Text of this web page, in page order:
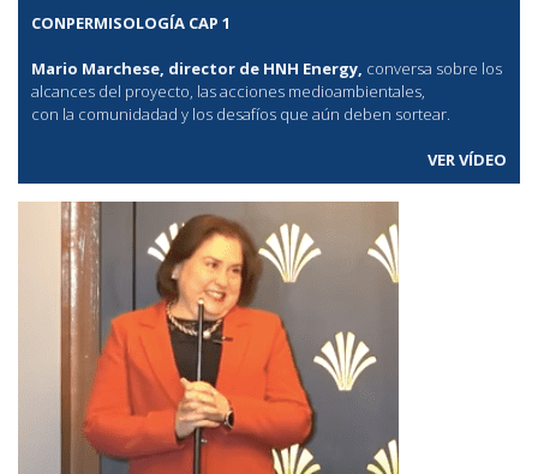
CONPERMISOLOGÍA CAP 1
Mario Marchese, director de HNH Energy, conversa sobre los
alcances del proyecto, las acciones medioambientales,
con la comunidadad y los desafíos que aún deben sortear.
VER VÍDEO